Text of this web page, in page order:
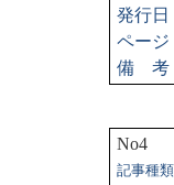
発行日
ページ
備 考
No4
記事種類